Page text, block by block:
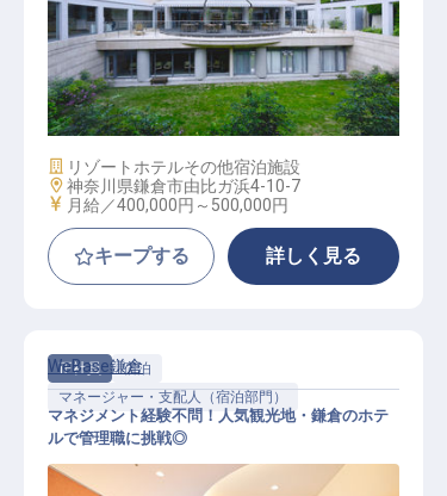
支配人候補│由比ヶ浜駅徒歩3分／月
給40～50万円／残業月平均10h
施設業態
リゾートホテルその他宿泊施設
勤務地
神奈川県鎌倉市由比ガ浜4-10-7
給与
月給／400,000円～ 500,000円
キープする 詳しく見る
正社員
宿泊
マネージャー・支配人（宿泊部門）
WeBase鎌倉
マネジメント経験不問！人気観光地・鎌倉のホテ
ルで管理職に挑戦◎